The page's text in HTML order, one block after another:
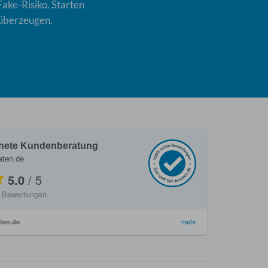
Risiko. Starten
Kundenberatung
5.0 / 5
mehr